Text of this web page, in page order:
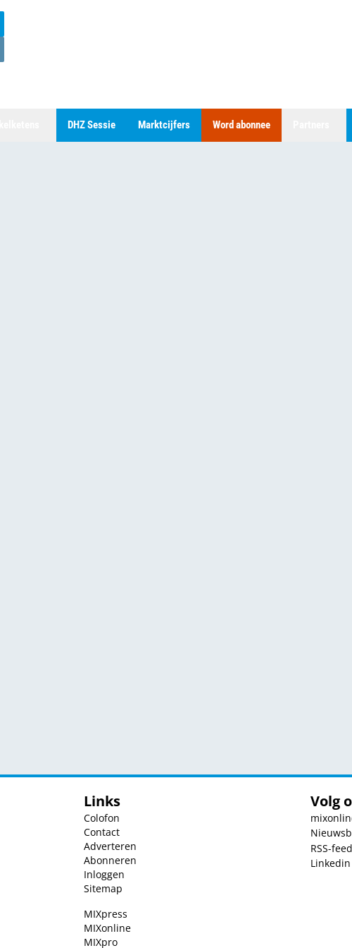
DHZ Sessie Marktcijfers Word abonnee
Links
Colofon
Contact
Adverteren
Abonneren
Inloggen
Sitemap
MIXpress
MIXonline
MIXpro
Volg
RSS-feed
Linkedin